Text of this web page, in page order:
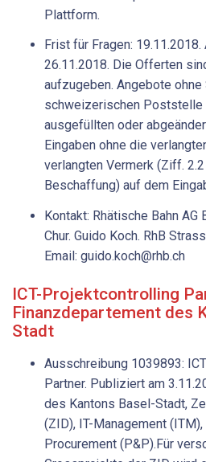
Plattform.
Frist für Fragen: 19.11.2018.
26.11.2018. Die Offerten
aufzugeben. Angebote
schweizerischen
ausgefüllten oder
Eingaben ohne die
verlangten Vermerk (Ziff.
Beschaffung) auf dem
Kontakt: Rhätische Bahn
Chur. Guido Koch. RhB
Email: guido.koch@rhb.ch
ICT-Projektcontrolling
Finanzdepartement des
Stadt
Ausschreibung 1039893:
Partner. Publiziert am
des Kantons Basel-Stadt,
(ZID), IT-Management
Procurement (P&P).Für